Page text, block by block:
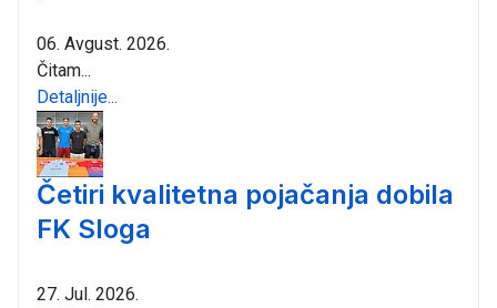
06. Avgust. 2026.
Čitam...
Detaljnije...
Četiri kvalitetna pojačanja dobila
FK Sloga
27. Jul. 2026.